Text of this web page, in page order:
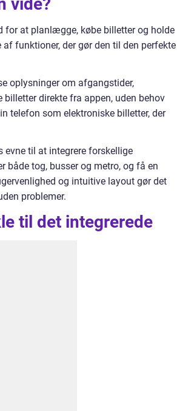
for at planlægge, købe billetter og holde
funktioner, der gør den til den perfekte
oplysninger om afgangstider,
direkte fra appen, uden behov
telefon som elektroniske billetter, der
evne til at integrere forskellige
både tog, busser og metro, og få en
og intuitive layout gør det
problemer.
til det integrerede